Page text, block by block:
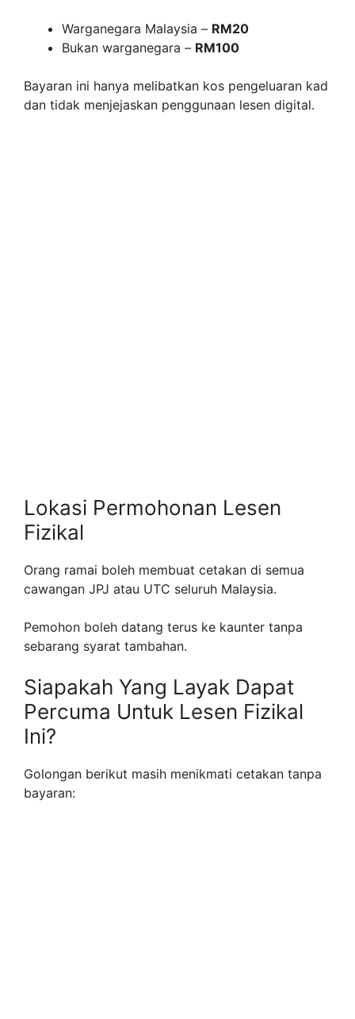
Warganegara Malaysia – RM20
Bukan warganegara – RM100
Bayaran ini hanya melibatkan kos pengeluaran kad
dan tidak menjejaskan penggunaan lesen digital.
Lokasi Permohonan Lesen
Fizikal
Orang ramai boleh membuat cetakan di semua
cawangan JPJ atau UTC seluruh Malaysia.
Pemohon boleh datang terus ke kaunter tanpa
sebarang syarat tambahan.
Siapakah Yang Layak Dapat
Percuma Untuk Lesen Fizikal
Ini?
Golongan berikut masih menikmati cetakan tanpa
bayaran: